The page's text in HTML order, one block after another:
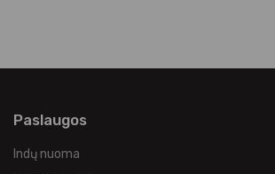
Paslaugos
Indų nuoma